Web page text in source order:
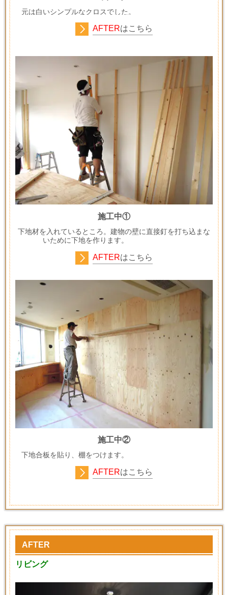
元は白いシンプルなクロスでした。
AFTERはこちら
施工中①
下地材を入れているところ。建物の壁に直接釘を打ち込まな
いために下地を作ります。
AFTERはこちら
施工中②
下地合板を貼り、棚をつけます。
AFTERはこちら
AFTER
リビング